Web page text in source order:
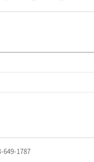
649-1787